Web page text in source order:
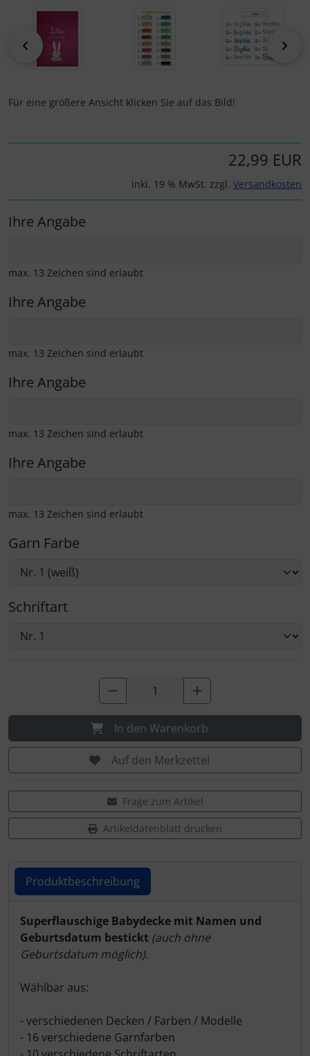
zurück
Für eine größere Ansicht klicken Sie auf das Bild!
22,99 EUR
inkl. 19 % MwSt. zzgl. Versandkosten
Ihre Angabe
max. 13 Zeichen sind erlaubt
Ihre Angabe
max. 13 Zeichen sind erlaubt
Ihre Angabe
max. 13 Zeichen sind erlaubt
Ihre Angabe
max. 13 Zeichen sind erlaubt
Garn Farbe
Schriftart
In den Warenkorb
Auf den Merkzettel
Frage zum Artikel
Artikeldatenblatt drucken
Produktbeschreibung
Produktbeschreibung
Superflauschige Babydecke mit Namen und
Geburtsdatum bestickt (auch ohne
Geburtsdatum möglich).
Wählbar aus:
- verschiedenen Decken / Farben / Modelle
- 16 verschiedene Garnfarben